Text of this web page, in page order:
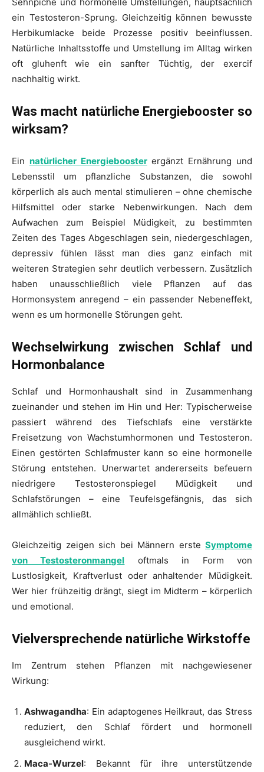
Sehnpiche und hormonelle Umstellungen, hauptsächlich
ein Testosteron-Sprung. Gleichzeitig können bewusste
Herbikumlacke beide Prozesse positiv beeinflussen.
Natürliche Inhaltsstoffe und Umstellung im Alltag wirken
oft gluhenft wie ein sanfter Tüchtig, der exercif
nachhaltig wirkt.
Was macht natürliche Energiebooster so
wirksam?
Ein natürlicher Energieboosterergänzt Ernährung und
Lebensstil um pflanzliche Substanzen, die sowohl
körperlich als auch mental stimulieren – ohne chemische
Hilfsmittel oder starke Nebenwirkungen. Nach dem
Aufwachen zum Beispiel Müdigkeit, zu bestimmten
Zeiten des Tages Abgeschlagen sein, niedergeschlagen,
depressiv fühlen lässt man dies ganz einfach mit
weiteren Strategien sehr deutlich verbessern. Zusätzlich
haben unausschließlich viele Pflanzen auf das
Hormonsystem anregend – ein passender Nebeneffekt,
wenn es um hormonelle Störungen geht.
Wechselwirkung zwischen Schlaf und
Hormonbalance
Schlaf und Hormonhaushalt sind in Zusammenhang
zueinander und stehen im Hin und Her: Typischerweise
passiert während des Tiefschlafs eine verstärkte
Freisetzung von Wachstumhormonen und Testosteron.
Einen gestörten Schlafmuster kann so eine hormonelle
Störung entstehen. Unerwartet andererseits befeuern
niedrigere Testosteronspiegel Müdigkeit und
Schlafstörungen – eine Teufelsgefängnis, das sich
allmählich schließt.
Gleichzeitig zeigen sich bei Männern erste Symptome
von Testosteronmangel oftmals in Form von
Lustlosigkeit, Kraftverlust oder anhaltender Müdigkeit.
Wer hier frühzeitig drängt, siegt im Midterm – körperlich
und emotional.
Vielversprechende natürliche Wirkstoffe
Im Zentrum stehen Pflanzen mit nachgewiesener
Wirkung:
Ashwagandha: Ein adaptogenes Heilkraut, das Stress
reduziert, den Schlaf fördert und hormonell
ausgleichend wirkt.
Maca-Wurzel: Bekannt für ihre unterstützende